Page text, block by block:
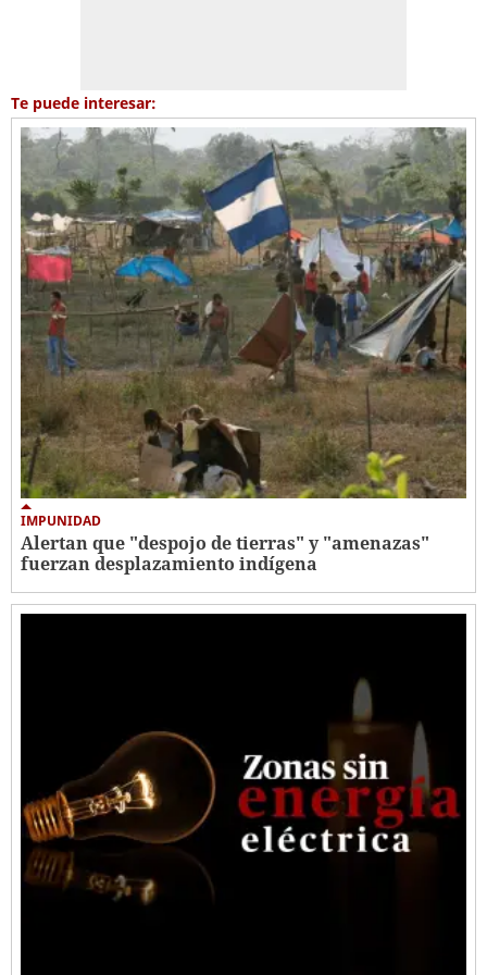
Te puede interesar:
IMPUNIDAD
Alertan que "despojo de tierras" y "amenazas"
fuerzan desplazamiento indígena